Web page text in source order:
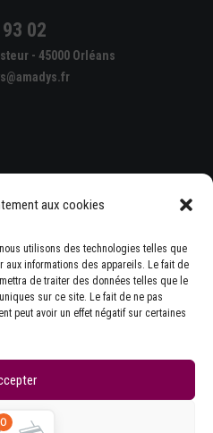
aux cookies
utilisons des technologies telles que
aux informations des appareils. Le fait de
de traiter des données telles que le
sur ce site. Le fait de ne pas
peut avoir un effet négatif sur certaines
02
- 45000 Orléans
GÉNÉRALES
0